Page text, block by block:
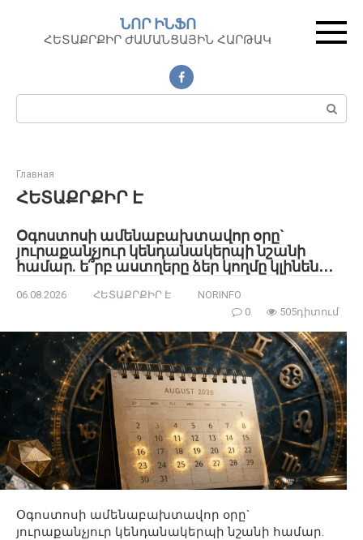
контенту
ՆՈՐ ԻՆՖՈ
ՀԵՏԱՔՐՔԻՐ ԺԱՄԱՆՑԱՅԻՆ ՀԱՐԹԱԿ
Поиск:
Главная
ՀԵՏԱՔՐՔԻՐ Է
Օգոստոսի ամենաբախտավոր օրը`
յուրաքանչյուր կենդանակերպի նշանի
համար. ե՞րբ աստղերը ձեր կողմը կլինեն․․․
06.08.2026 ՀԵՏԱՔՐՔԻՐ Է
NORINFO
0
505դիտում
Օգոստոսի ամենաբախտավոր օրը`
յուրաքանչյուր կենդանակերպի նշանի համար.